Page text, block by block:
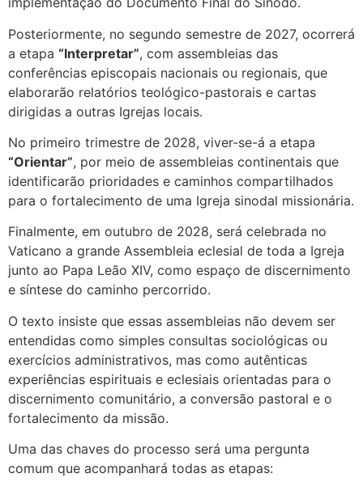
Posteriormente, no segundo semestre de 2027, ocorrerá
a etapa “Interpretar”, com assembleias das
conferências episcopais nacionais ou regionais, que
elaborarão relatórios teológico-pastorais e cartas
dirigidas a outras Igrejas locais.
No primeiro trimestre de 2028, viver-se-á a etapa
“Orientar”, por meio de assembleias continentais que
identificarão prioridades e caminhos compartilhados
para o fortalecimento de uma Igreja sinodal missionária.
Finalmente, em outubro de 2028, será celebrada no
Vaticano a grande Assembleia eclesial de toda a Igreja
junto ao Papa Leão XIV, como espaço de discernimento
e síntese do caminho percorrido.
O texto insiste que essas assembleias não devem ser
entendidas como simples consultas sociológicas ou
exercícios administrativos, mas como autênticas
experiências espirituais e eclesiais orientadas para o
discernimento comunitário, a conversão pastoral e o
fortalecimento da missão.
Uma das chaves do processo será uma pergunta
comum que acompanhará todas as etapas: